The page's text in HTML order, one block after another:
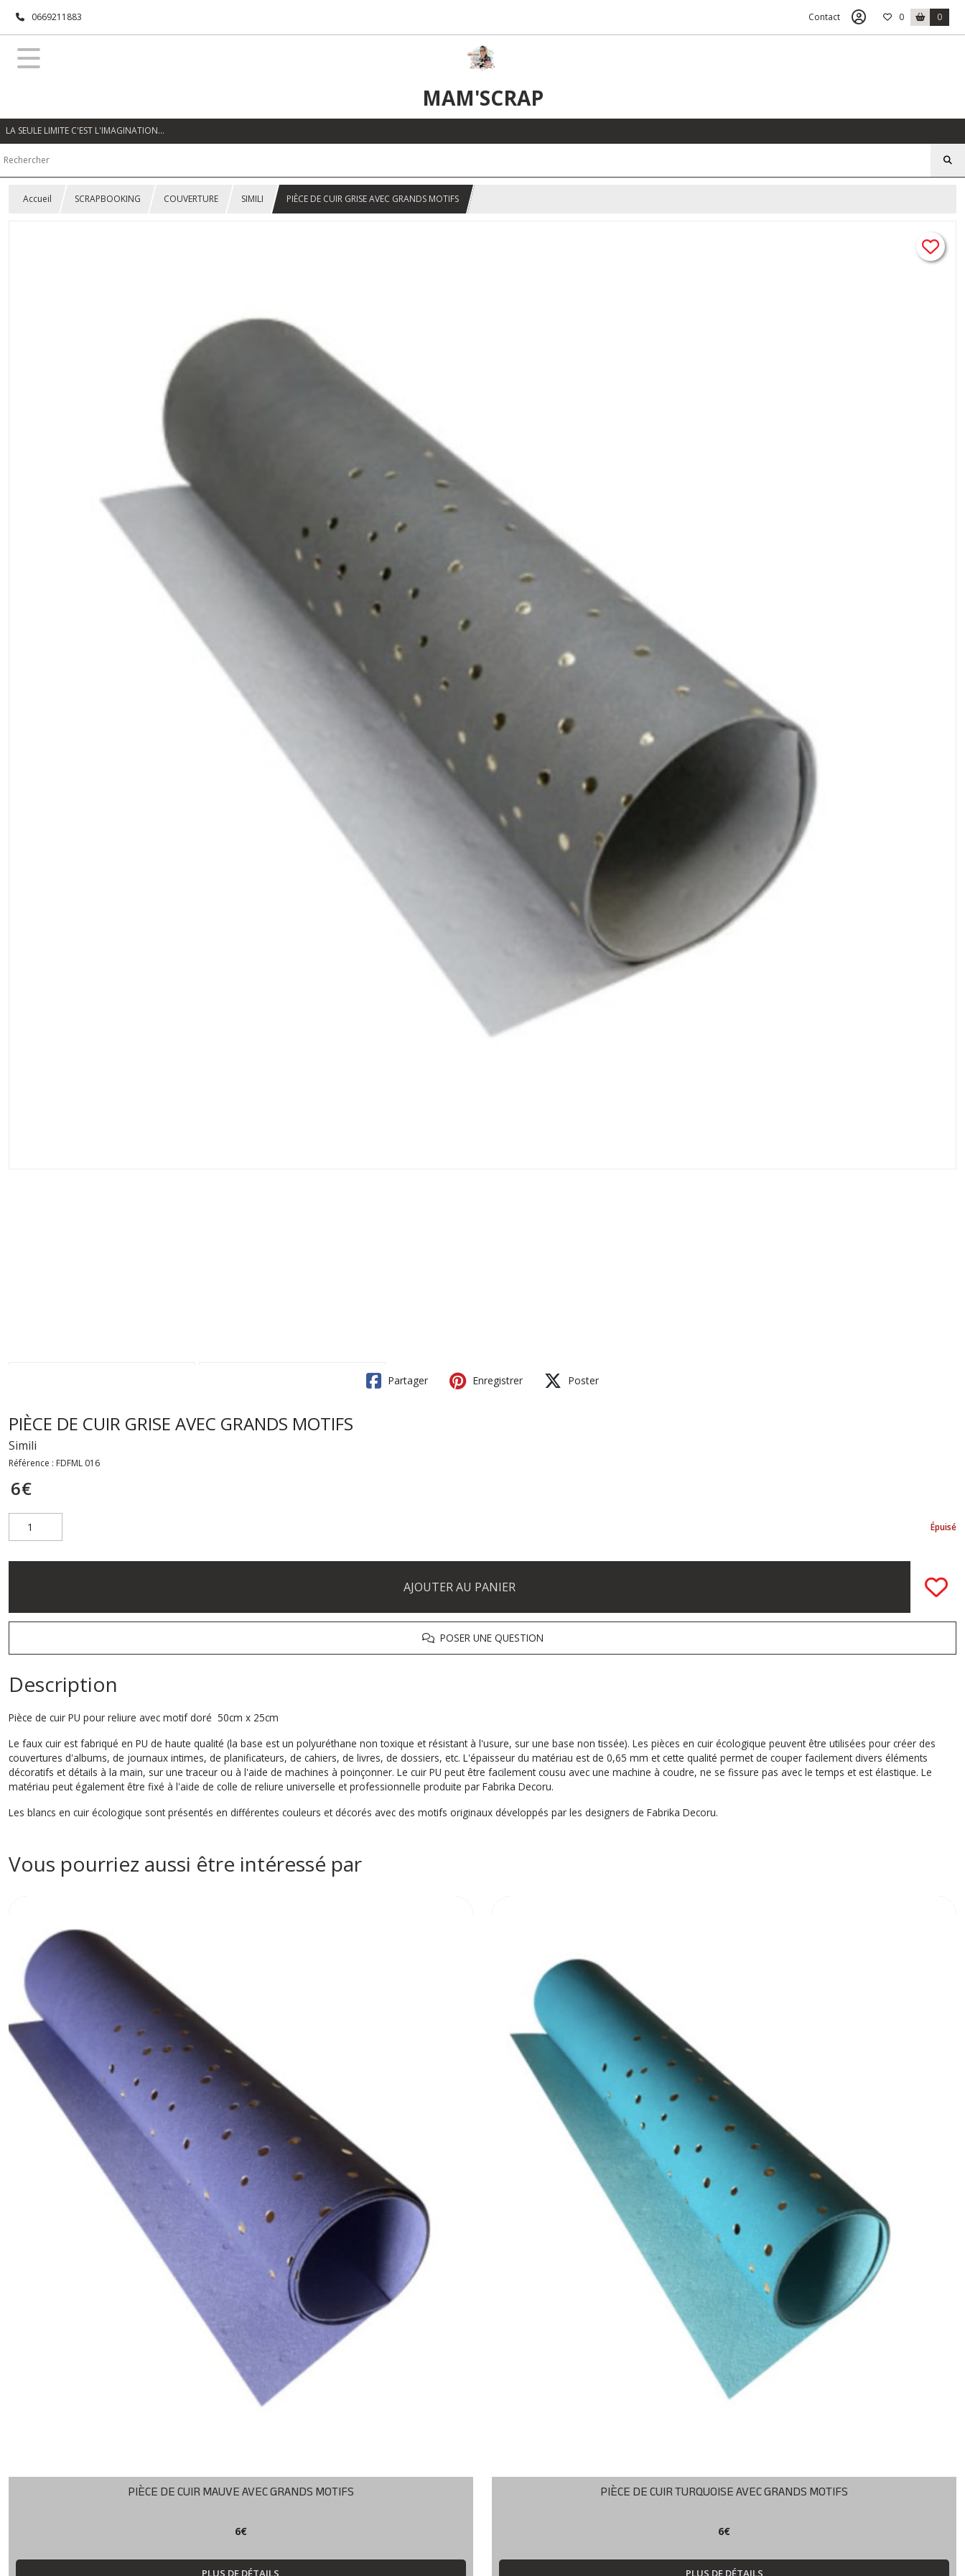
0669211883 Contact 0 0
MAM'SCRAP
LA SEULE LIMITE C'EST L'IMAGINATION…
Accueil SCRAPBOOKING COUVERTURE SIMILI PIÈCE DE CUIR GRISE AVEC GRANDS MOTIFS
Partager Enregistrer Poster
PIÈCE DE CUIR GRISE AVEC GRANDS MOTIFS
Simili
Référence : FDFML 016
6€
Épuisé
AJOUTER AU PANIER
POSER UNE QUESTION
Description
Pièce de cuir PU pour reliure avec motif doré 50cm x 25cm
Le faux cuir est fabriqué en PU de haute qualité (la base est un polyuréthane non toxique et résistant à l'usure, sur une base non tissée). Les pièces en cuir écologique peuvent être utilisées pour créer des
couvertures d'albums, de journaux intimes, de planificateurs, de cahiers, de livres, de dossiers, etc. L'épaisseur du matériau est de 0,65 mm et cette qualité permet de couper facilement divers éléments
décoratifs et détails à la main, sur une traceur ou à l'aide de machines à poinçonner. Le cuir PU peut être facilement cousu avec une machine à coudre, ne se fissure pas avec le temps et est élastique. Le
matériau peut également être fixé à l'aide de colle de reliure universelle et professionnelle produite par Fabrika Decoru.
Les blancs en cuir écologique sont présentés en différentes couleurs et décorés avec des motifs originaux développés par les designers de Fabrika Decoru.
Vous pourriez aussi être intéressé par
PIÈCE DE CUIR MAUVE AVEC GRANDS MOTIFS
6€
PIÈCE DE CUIR TURQUOISE AVEC GRANDS MOTIFS
6€